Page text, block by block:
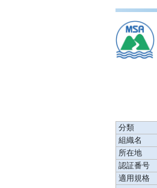
分類
組織名
所在地
認証番号
適用規格